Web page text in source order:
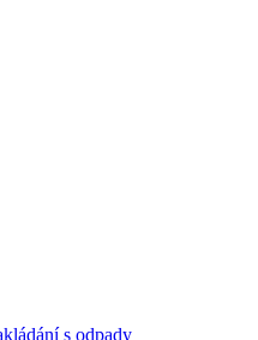
s odpady